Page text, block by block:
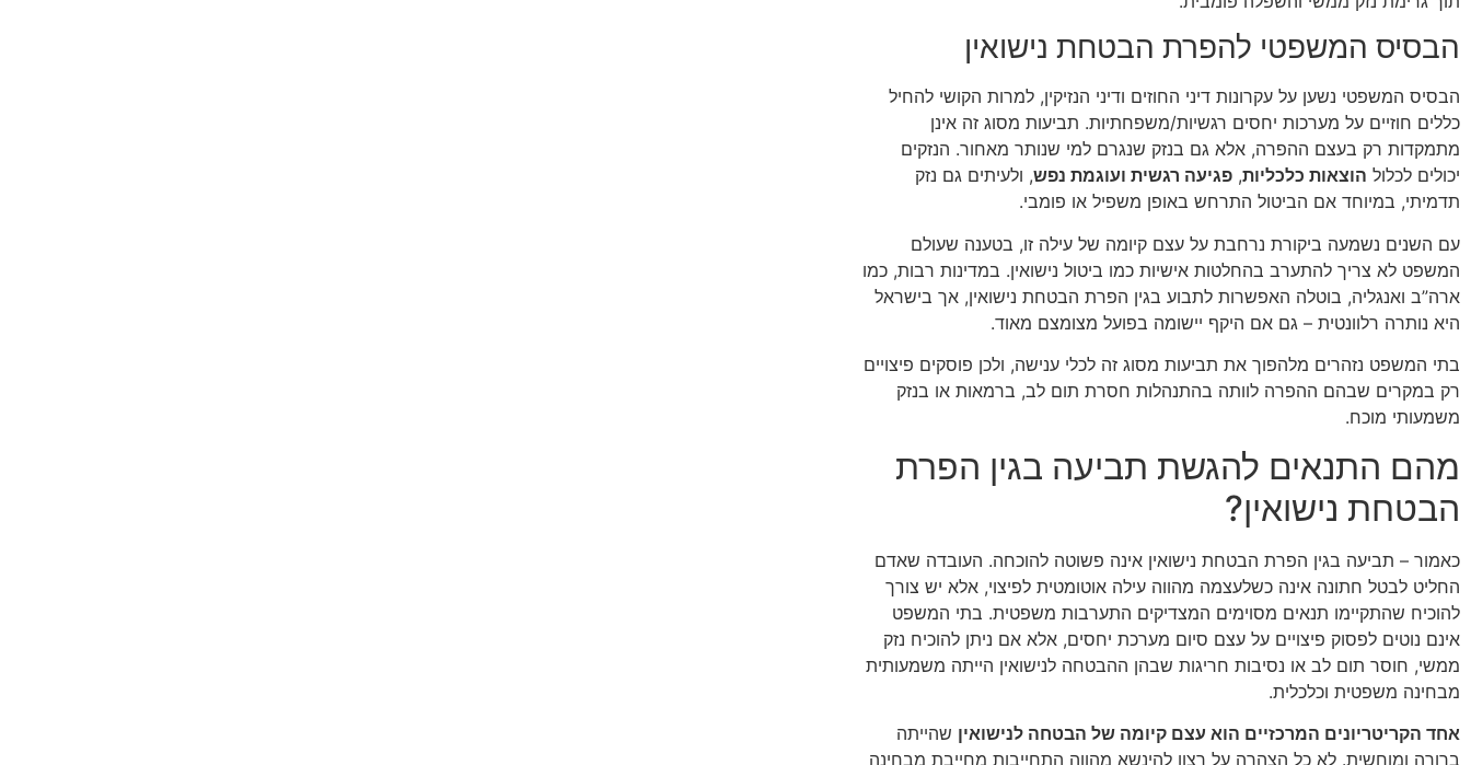
הבסיס המשפטי להפרת הבטחת נישואין
הבסיס המשפטי נשען על עקרונות דיני החוזים ודיני הנזיקין, למרות הקושי להחיל
כללים חוזיים על מערכות יחסים רגשיות/משפחתיות. תביעות מסוג זה אינן
מתמקדות רק בעצם ההפרה, אלא גם בנזק שנגרם למי שנותר מאחור. הנזקים
יכולים לכלול הוצאות כלכליות, פגיעה רגשית ועוגמת נפש, ולעיתים גם נזק
תדמיתי, במיוחד אם הביטול התרחש באופן משפיל או פומבי.
עם השנים נשמעה ביקורת נרחבת על עצם קיומה של עילה זו, בטענה שעולם
המשפט לא צריך להתערב בהחלטות אישיות כמו ביטול נישואין. במדינות רבות, כמו
ארה”ב ואנגליה, בוטלה האפשרות לתבוע בגין הפרת הבטחת נישואין, אך בישראל
היא נותרה רלוונטית – גם אם היקף יישומה בפועל מצומצם מאוד.
בתי המשפט נזהרים מלהפוך את תביעות מסוג זה לכלי ענישה, ולכן פוסקים פיצויים
רק במקרים שבהם ההפרה לוותה בהתנהלות חסרת תום לב, ברמאות או בנזק
משמעותי מוכח.
מהם התנאים להגשת תביעה בגין הפרת
הבטחת נישואין?
כאמור – תביעה בגין הפרת הבטחת נישואין אינה פשוטה להוכחה. העובדה שאדם
החליט לבטל חתונה אינה כשלעצמה מהווה עילה אוטומטית לפיצוי, אלא יש צורך
להוכיח שהתקיימו תנאים מסוימים המצדיקים התערבות משפטית. בתי המשפט
אינם נוטים לפסוק פיצויים על עצם סיום מערכת יחסים, אלא אם ניתן להוכיח נזק
ממשי, חוסר תום לב או נסיבות חריגות שבהן ההבטחה לנישואין הייתה משמעותית
מבחינה משפטית וכלכלית.
אחד הקריטריונים המרכזיים הוא עצם קיומה של הבטחה לנישואין שהייתה
ברורה ומוחשית. לא כל הצהרה על רצון להינשא מהווה התחייבות מחייבת מבחינה